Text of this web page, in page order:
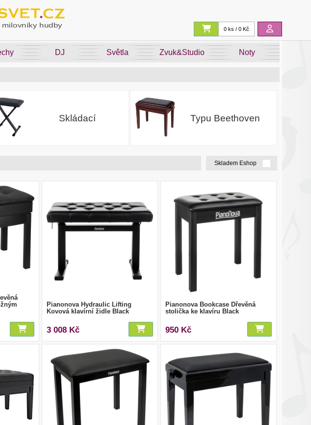
0 ks / 0 Kč
DJ Světla Zvuk&Studio Noty
Skládací Typu Beethoven
Skladem Eshop
Pianonova Hydraulic Lifting
Kovová klavírní židle Black
3 008 Kč
Pianonova Bookcase Dřevěná
stolička ke klavíru Black
950 Kč